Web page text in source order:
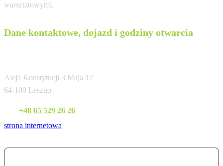
warsztatowymi.
Dane kontaktowe, dojazd i godziny otwarcia
Aleja Konstytucji 3 Maja 12
64-100 Leszno
+48 65 529 26 26
strona internetowa